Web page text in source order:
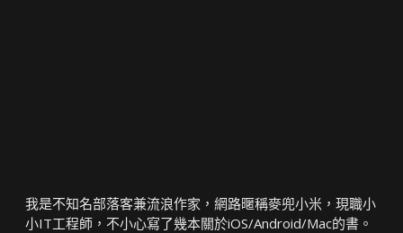
我是不知名部落客兼流浪作家，網路暱稱麥兜小米，現職小
小IT工程師，不小心寫了幾本關於iOS/Android/Mac的書。